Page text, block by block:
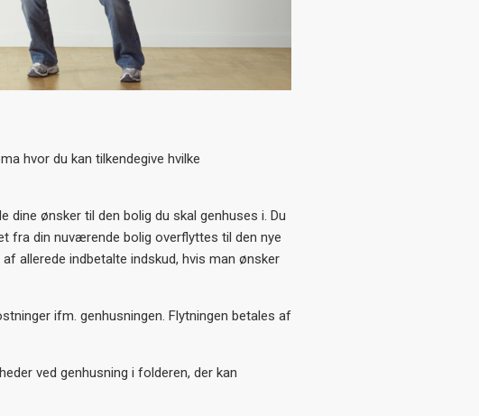
hvor du kan tilkendegive hvilke
dine ønsker til den bolig du skal genhuses i. Du
fra din nuværende bolig overflyttes til den nye
allerede indbetalte indskud, hvis man ønsker
ifm. genhusningen. Flytningen betales af
ved genhusning i folderen, der kan